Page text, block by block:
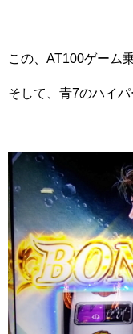
この、AT100ゲーム
そして、青7のハイパ